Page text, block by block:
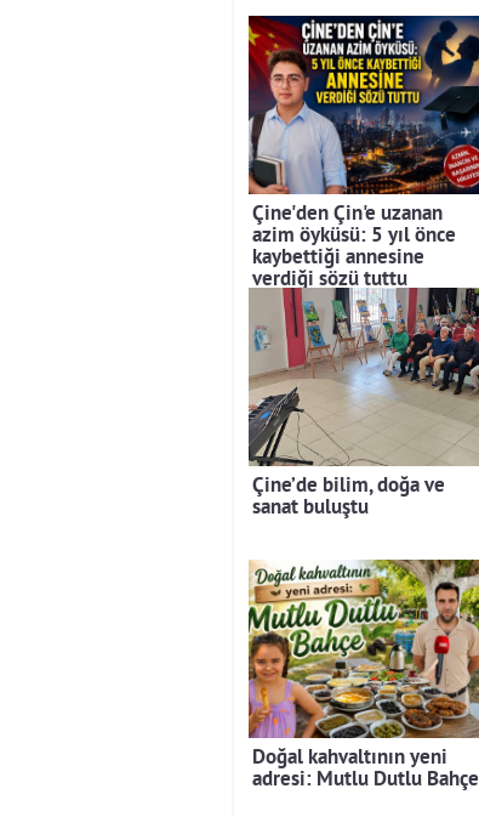
Çine'den Çin'e uzanan
azim öyküsü: 5 yıl önce
kaybettiği annesine
verdiği sözü tuttu
Çine’de bilim, doğa ve
sanat buluştu
Doğal kahvaltının yeni
adresi: Mutlu Dutlu Bahçe